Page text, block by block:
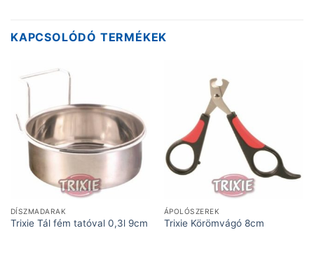
KAPCSOLÓDÓ TERMÉKEK
DÍSZMADARAK
Trixie Tál fém tatóval 0,3l 9cm
ÁPOLÓSZEREK
Trixie Körömvágó 8cm